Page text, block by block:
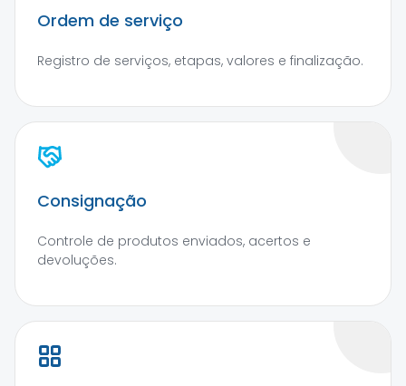
Ordem de serviço
Registro de serviços, etapas, valores e finalização.
Consignação
Controle de produtos enviados, acertos e
devoluções.